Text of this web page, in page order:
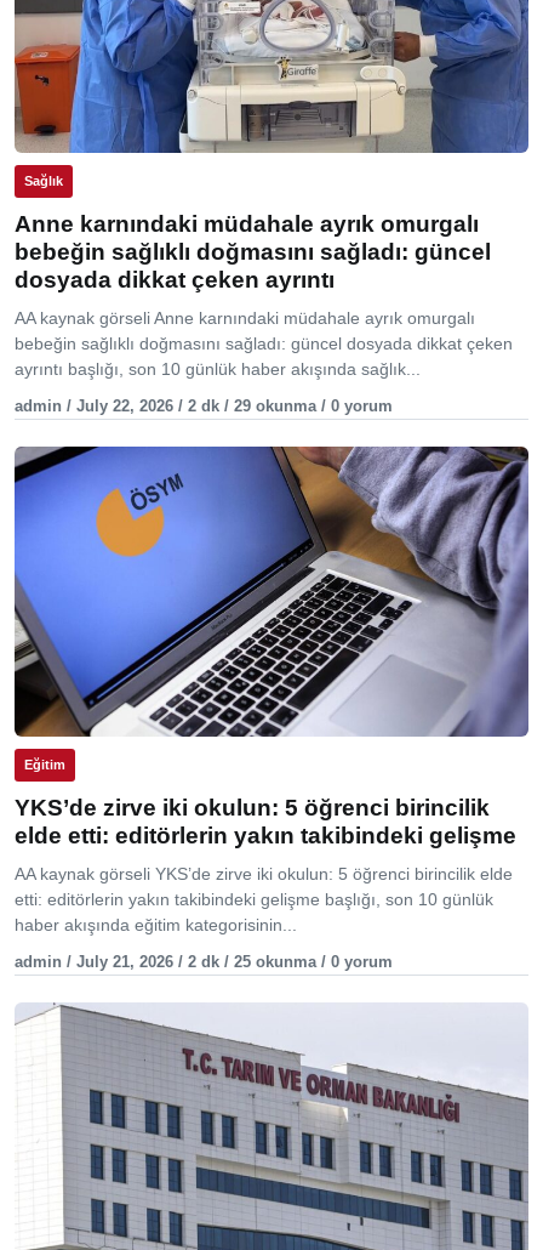
Sağlık
Anne karnındaki müdahale ayrık omurgalı
bebeğin sağlıklı doğmasını sağladı: güncel
dosyada dikkat çeken ayrıntı
AA kaynak görseli Anne karnındaki müdahale ayrık omurgalı
bebeğin sağlıklı doğmasını sağladı: güncel dosyada dikkat çeken
ayrıntı başlığı, son 10 günlük haber akışında sağlık...
admin / July 22, 2026 / 2 dk / 29 okunma / 0 yorum
Eğitim
YKS’de zirve iki okulun: 5 öğrenci birincilik
elde etti: editörlerin yakın takibindeki gelişme
AA kaynak görseli YKS’de zirve iki okulun: 5 öğrenci birincilik elde
etti: editörlerin yakın takibindeki gelişme başlığı, son 10 günlük
haber akışında eğitim kategorisinin...
admin / July 21, 2026 / 2 dk / 25 okunma / 0 yorum